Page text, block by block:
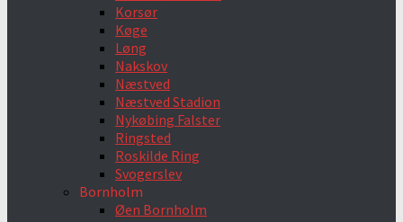
Korsør
Køge
Løng
Nakskov
Næstved
Næstved Stadion
Nykøbing Falster
Ringsted
Roskilde Ring
Svogerslev
Bornholm
Øen Bornholm